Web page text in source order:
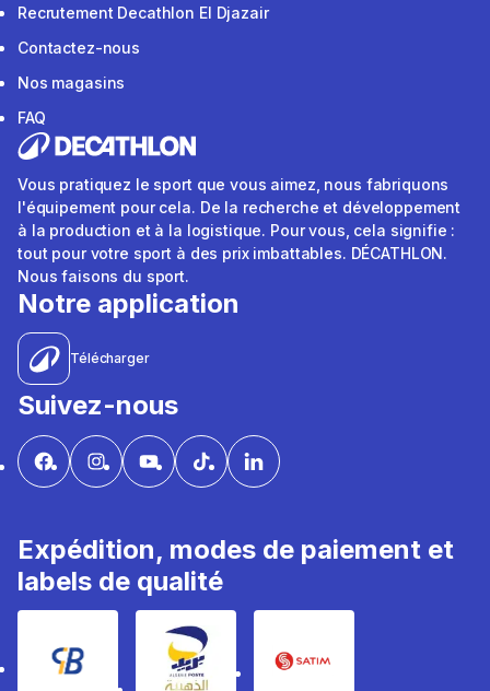
Recrutement Decathlon El Djazair
Contactez-nous
Nos magasins
FAQ
Vous pratiquez le sport que vous aimez, nous fabriquons
l'équipement pour cela. De la recherche et développement
à la production et à la logistique. Pour vous, cela signifie :
tout pour votre sport à des prix imbattables. DÉCATHLON.
Nous faisons du sport.
Notre application
Télécharger
Suivez-nous
Expédition, modes de paiement et
labels de qualité